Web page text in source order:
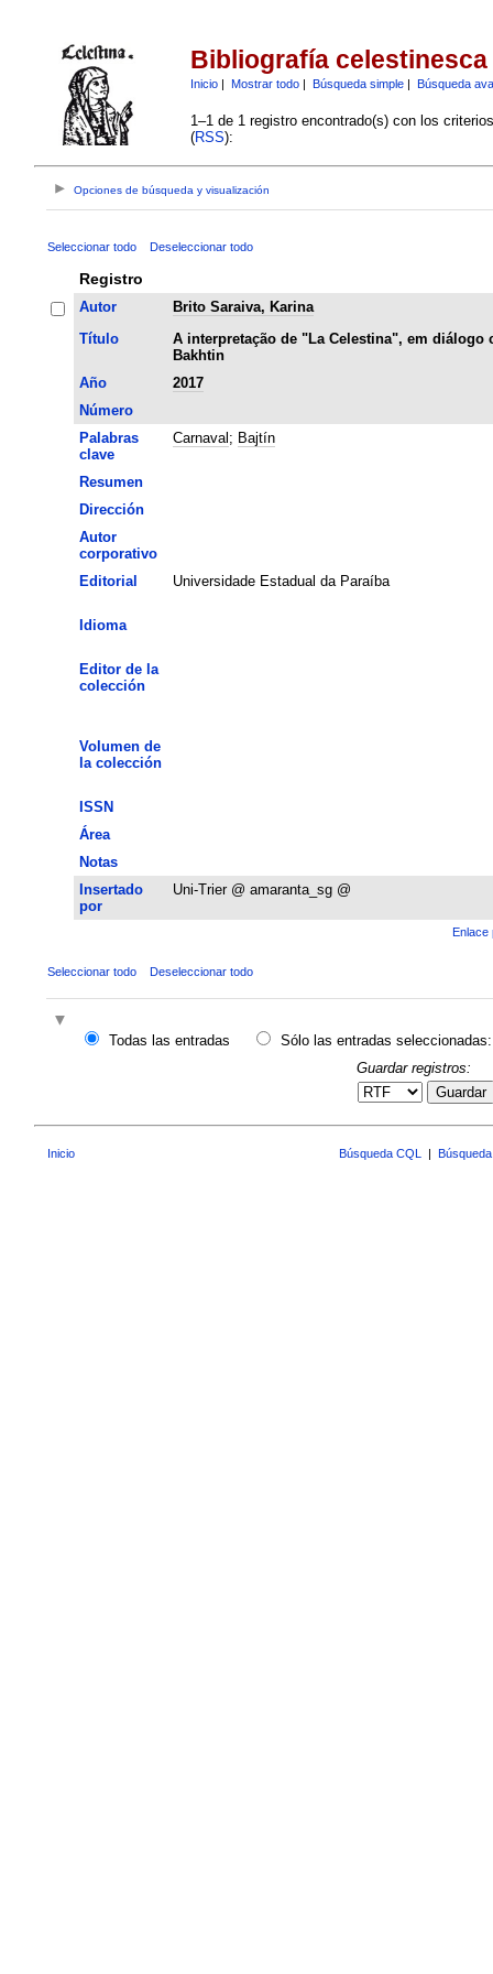
Bibliografía celestinesca
Inicio| Mostrar todo| Búsqueda simple| Búsqueda
1–1 de 1 registro encontrado(s) con los
(RSS):
Opciones de búsqueda y visualización
Seleccionar todo Deseleccionar todo
Registro
Autor
Brito Saraiva, Karina
Título
A interpretação de "La Celestina", em diálogo
Bakhtin
Año
2017
Número
Palabras
clave
Carnaval ; Bajtín
Resumen
Dirección
Autor
corporativo
Editorial
Universidade Estadual da Paraíba
Idioma
Editor de la
colección
Volumen de
la colección
ISSN
Área
Notas
Insertado
por
Uni-Trier @ amaranta_sg @
Enlace
Seleccionar todo Deseleccionar todo
Todas las entradas
Sólo las entradas seleccionadas:
Guardar registros:
Guardar
Inicio Búsqueda CQL